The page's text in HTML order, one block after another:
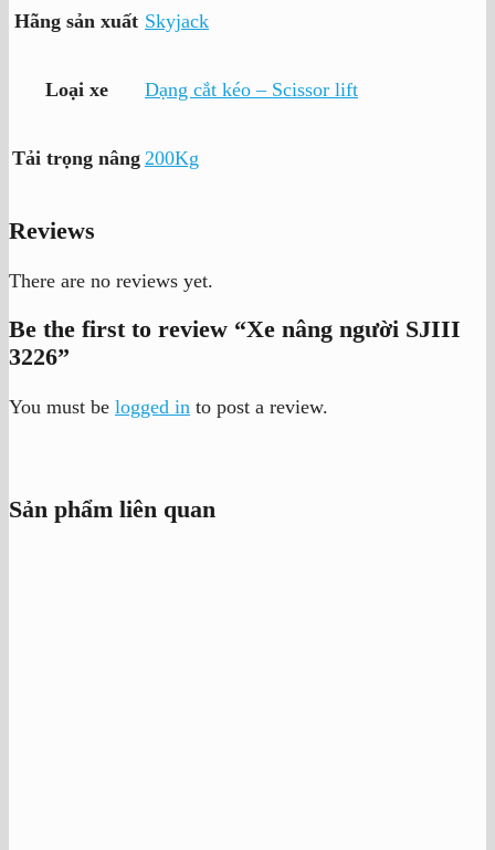
Hãng sản xuất Skyjack
Loại xe Dạng cắt kéo – Scissor lift
Tải trọng nâng 200Kg
Reviews
There are no reviews yet.
Be the first to review “Xe nâng người SJIII
3226”
You must be logged in to post a review.
Sản phẩm liên quan